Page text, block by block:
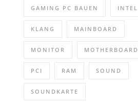
GAMING PC BAUEN INTEL
KLANG MAINBOARD
MONITOR MOTHERBOARD
PCI RAM SOUND
SOUNDKARTE